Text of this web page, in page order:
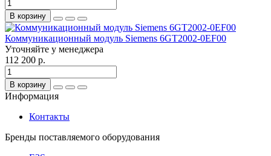
В корзину
Коммуникационный модуль Siemens 6GT2002-0EF00
Уточняйте у менеджера
112 200 р.
В корзину
Информация
Контакты
Бренды поставляемого оборудования